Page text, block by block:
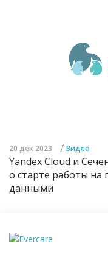
20 дек 2023 / Видео
Yandex Cloud и
о старте работы
данными